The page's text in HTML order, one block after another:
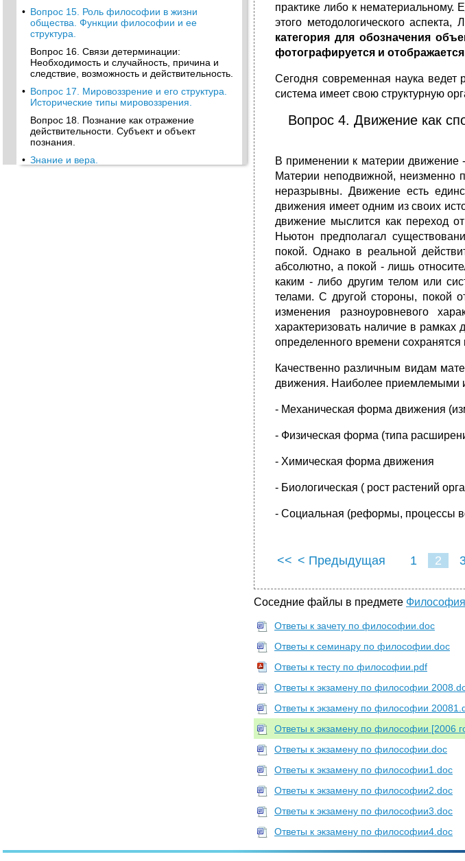
• Вопрос 15. Роль философии в жизни
общества. Функции философии и ее
структура.
Вопрос 16. Связи детерминации:
Необходимость и случайность, причина и
следствие, возможность и действительность.
• Вопрос 17. Мировоззрение и его структура.
Исторические типы мировоззрения.
Вопрос 18. Познание как отражение
действительности. Субъект и объект
познания.
• Знание и вера.
Политическая система общества.
практике либо к нематериальному.
этого методологического
категория для обозначения
фотографируется и
Сегодня современная наука
система имеет свою структурную
Вопрос 4. Движение как
В применении к материи движение
Материи неподвижной, неизменно
неразрывны. Движение есть
движения имеет одним из своих
движение мыслится как переход
Ньютон предполагал
покой. Однако в реальной
абсолютно, а покой - лишь
каким - либо другим телом или
телами. С другой стороны, покой
изменения разноуровневого
характеризовать наличие в рамках
определенного времени сохранятся
Качественно различным видам
движения. Наиболее приемлемыми
- Механическая форма движения
- Физическая форма (типа
- Химическая форма движения
- Биологическая ( рост растений
- Социальная (реформы, процессы
<< < Предыдущая 1 2
Соседние файлы в предмете Философия
Ответы к зачету по философии.doc
Ответы к семинару по философии.doc
Ответы к тесту по философии.pdf
Ответы к экзамену по философии
Ответы к экзамену по философии
Ответы к экзамену по философии [2006
Ответы к экзамену по философии.doc
Ответы к экзамену по философии1.doc
Ответы к экзамену по философии2.doc
Ответы к экзамену по философии3.doc
Ответы к экзамену по философии4.doc